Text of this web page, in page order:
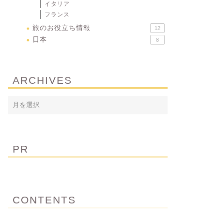
イタリア
フランス
旅のお役立ち情報 12
日本 8
ARCHIVES
PR